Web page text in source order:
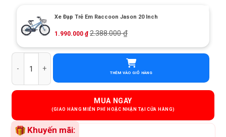
Xe Đạp Trẻ Em Raccoon Jason 20 Inch
1.990.000 ₫ 2.388.000₫
Xe Đạp Trẻ Em Bé Gái Raptor Bella 3 20 Inch số lượng
THÊM VÀO GIỎ HÀNG
MUA NGAY
Khuyến mãi: